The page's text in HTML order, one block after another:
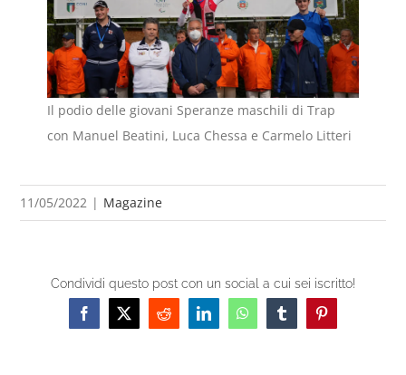
Il podio delle giovani Speranze maschili di Trap
con Manuel Beatini, Luca Chessa e Carmelo Litteri
11/05/2022 | Magazine
Condividi questo post con un social a cui sei iscritto!
Facebook
X RedditLinkedInWhatsAppTumblrPinterest